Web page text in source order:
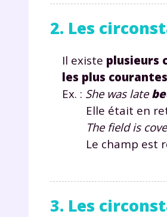
2. Les
Il existe plusieurs
les plus courantes
Ex. : She was late
Elle était en
The field is
Le champ est
3. Les